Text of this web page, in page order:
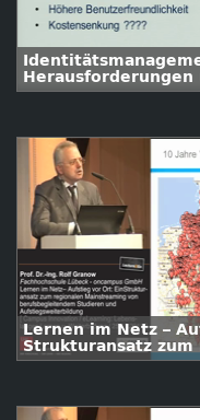
Herausforderungen
Lernen im Netz –
Strukturansatz zum
Mainstreaming von